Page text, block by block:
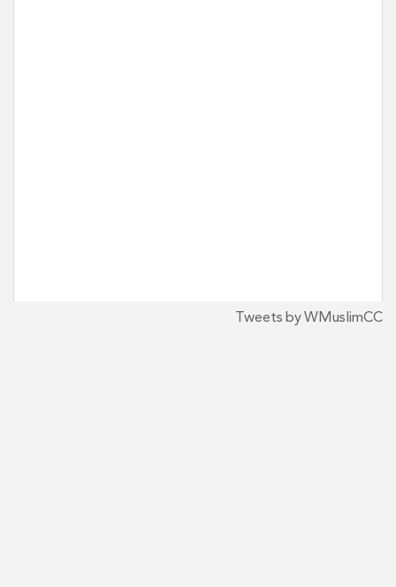
Tweets by WMuslimCC